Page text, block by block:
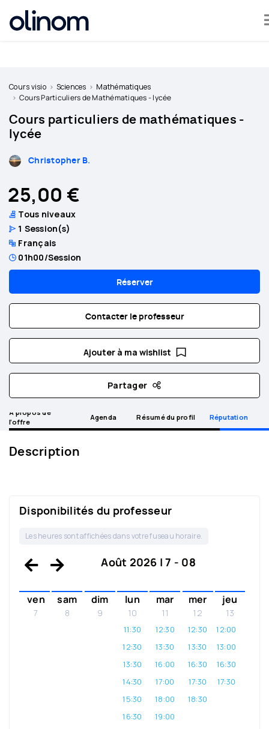
professeur
Se
connecter
Cours visio Sciences
Mathématiques
Cours Particuliers de Mathématiques - lycée
Cours particuliers de mathématiques -
lycée
Christopher B.
25,00 €
Tous niveaux
1 Session(s)
Français
01h00/Session
Réserver
Contacter le professeur
Ajouter à ma wishlist
Partager
A propos de
l’offre
Agenda Résumé du profil Réputation
Description
Disponibilités du professeur
Les heures sont affichées dans votre fuseau horaire.
Août 2026 | 7 - 08
ven
7
sam
8
dim
9
lun
10
mar
11
mer
12
jeu
13
11:30
12:30
13:30
14:30
15:30
16:30
12:30
13:30
16:00
17:00
18:00
19:00
12:30
13:30
16:30
17:30
18:30
12:00
13:00
16:30
17:30
Olinom™ respecte votre vie privée